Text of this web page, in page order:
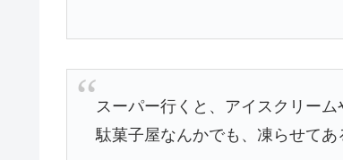
スーパー行くと、アイスクリー
駄菓子屋なんかでも、凍らせて